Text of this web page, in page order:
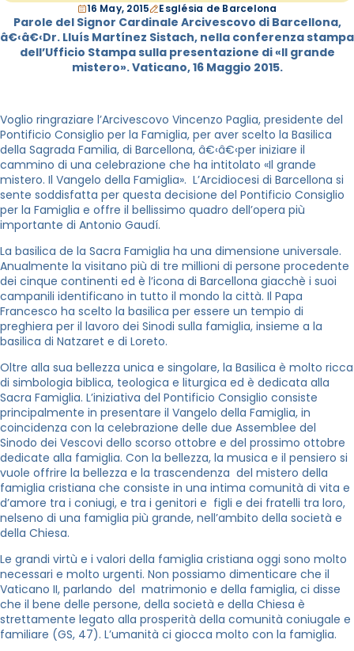
16 May, 2015 Església de Barcelona
Parole del Signor Cardinale Arcivescovo di Barcellona,
â€‹â€‹Dr. Lluís Martínez Sistach, nella conferenza stampa
dell’Ufficio Stampa sulla presentazione di «Il grande
mistero». Vaticano, 16 Maggio 2015.
Voglio ringraziare l’Arcivescovo Vincenzo Paglia, presidente del
Pontificio Consiglio per la Famiglia, per aver scelto la Basilica
della Sagrada Familia, di Barcellona, â€‹â€‹per iniziare il
cammino di una celebrazione che ha intitolato «Il grande
mistero. Il Vangelo della Famiglia». L’Arcidiocesi di Barcellona si
sente soddisfatta per questa decisione del Pontificio Consiglio
per la Famiglia e offre il bellissimo quadro dell’opera più
importante di Antonio Gaudí.
La basilica de la Sacra Famiglia ha una dimensione universale.
Anualmente la visitano più di tre millioni di persone procedente
dei cinque continenti ed è l’icona di Barcellona giacchè i suoi
campanili identificano in tutto il mondo la città. Il Papa
Francesco ha scelto la basilica per essere un tempio di
preghiera per il lavoro dei Sinodi sulla famiglia, insieme a la
basilica di Natzaret e di Loreto.
Oltre alla sua bellezza unica e singolare, la Basilica è molto ricca
di simbologia biblica, teologica e liturgica ed è dedicata alla
Sacra Famiglia. L’iniziativa del Pontificio Consiglio consiste
principalmente in presentare il Vangelo della Famiglia, in
coincidenza con la celebrazione delle due Assemblee del
Sinodo dei Vescovi dello scorso ottobre e del prossimo ottobre
dedicate alla famiglia. Con la bellezza, la musica e il pensiero si
vuole offrire la bellezza e la trascendenza del mistero della
famiglia cristiana che consiste in una intima comunità di vita e
d’amore tra i coniugi, e tra i genitori e figli e dei fratelli tra loro,
nelseno di una famiglia più grande, nell’ambito della società e
della Chiesa.
Le grandi virtù e i valori della famiglia cristiana oggi sono molto
necessari e molto urgenti. Non possiamo dimenticare che il
Vaticano II, parlando del matrimonio e della famiglia, ci disse
che il bene delle persone, della società e della Chiesa è
strettamente legato alla prosperità della comunità coniugale e
familiare (GS, 47). L’umanità ci giocca molto con la famiglia.